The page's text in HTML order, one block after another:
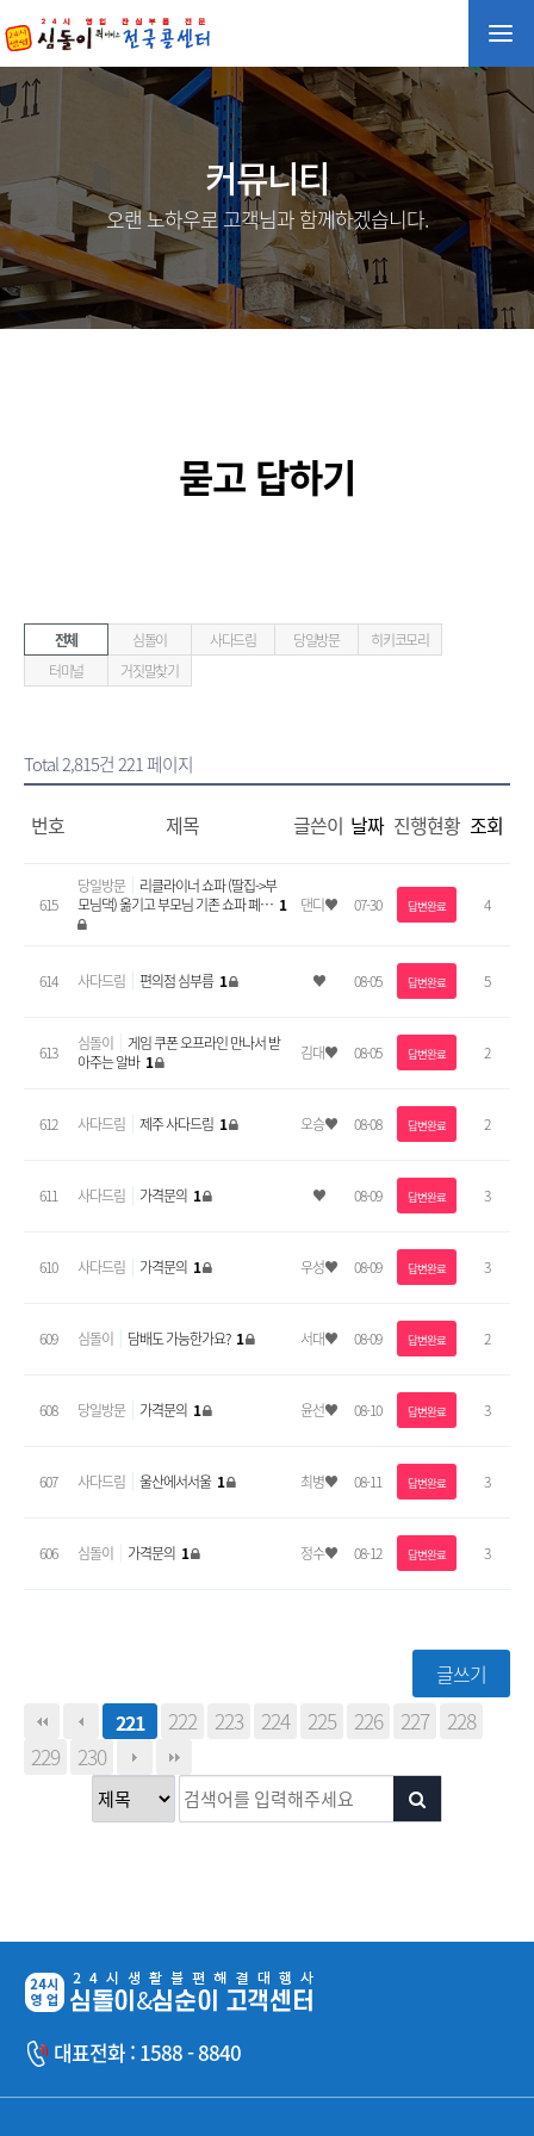
커뮤니티
오랜 노하우로 고객님과 함께하겠습니다.
묻고 답하기
전체 심돌이 사다드림 당일방문
히키코모리
터미널
거짓말찾기
Total 2,815건221 페이지
번호 제목 글쓴이 날짜 진행현황 조회
615
당일방문
리클라이너 쇼파 (딸집->부
모님댁) 옮기고 부모님 기존 쇼파 폐… 1 댄디♥ 07-30 답변완료 4
614 사다드림 편의점 심부름 1 ♥ 08-05 답변완료 5
613 심돌이
게임 쿠폰 오프라인 만나서 받
아주는 알바 1 김대♥ 08-05 답변완료 2
612 사다드림 제주 사다드림 1 오승♥ 08-08 답변완료 2
611 사다드림 가격문의 1 ♥ 08-09 답변완료 3
610 사다드림 가격문의 1 우성♥ 08-09 답변완료 3
609 심돌이 담배도 가능한가요? 1 서대♥ 08-09 답변완료 2
608 당일방문 가격문의 1 윤선♥ 08-10 답변완료 3
607 사다드림 울산에서서울 1 최병♥ 08-11 답변완료 3
606 심돌이 가격문의 1 정수♥ 08-12 답변완료 3
글쓰기
221
222 223 224 225 226 227
228
229
230
대표전화 : 1588 - 8840